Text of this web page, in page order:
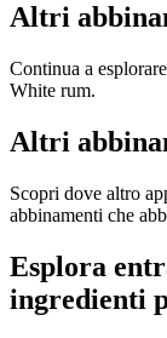
Altri
Continua a
White rum.
Altri
Scopri dove altro
abbinamenti che
Esplora
ingredienti